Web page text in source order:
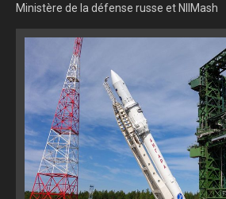
Ministère de la défense russe et NIIMash